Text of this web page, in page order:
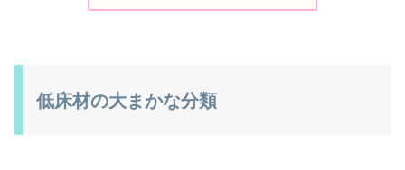
低床材の大まかな分類